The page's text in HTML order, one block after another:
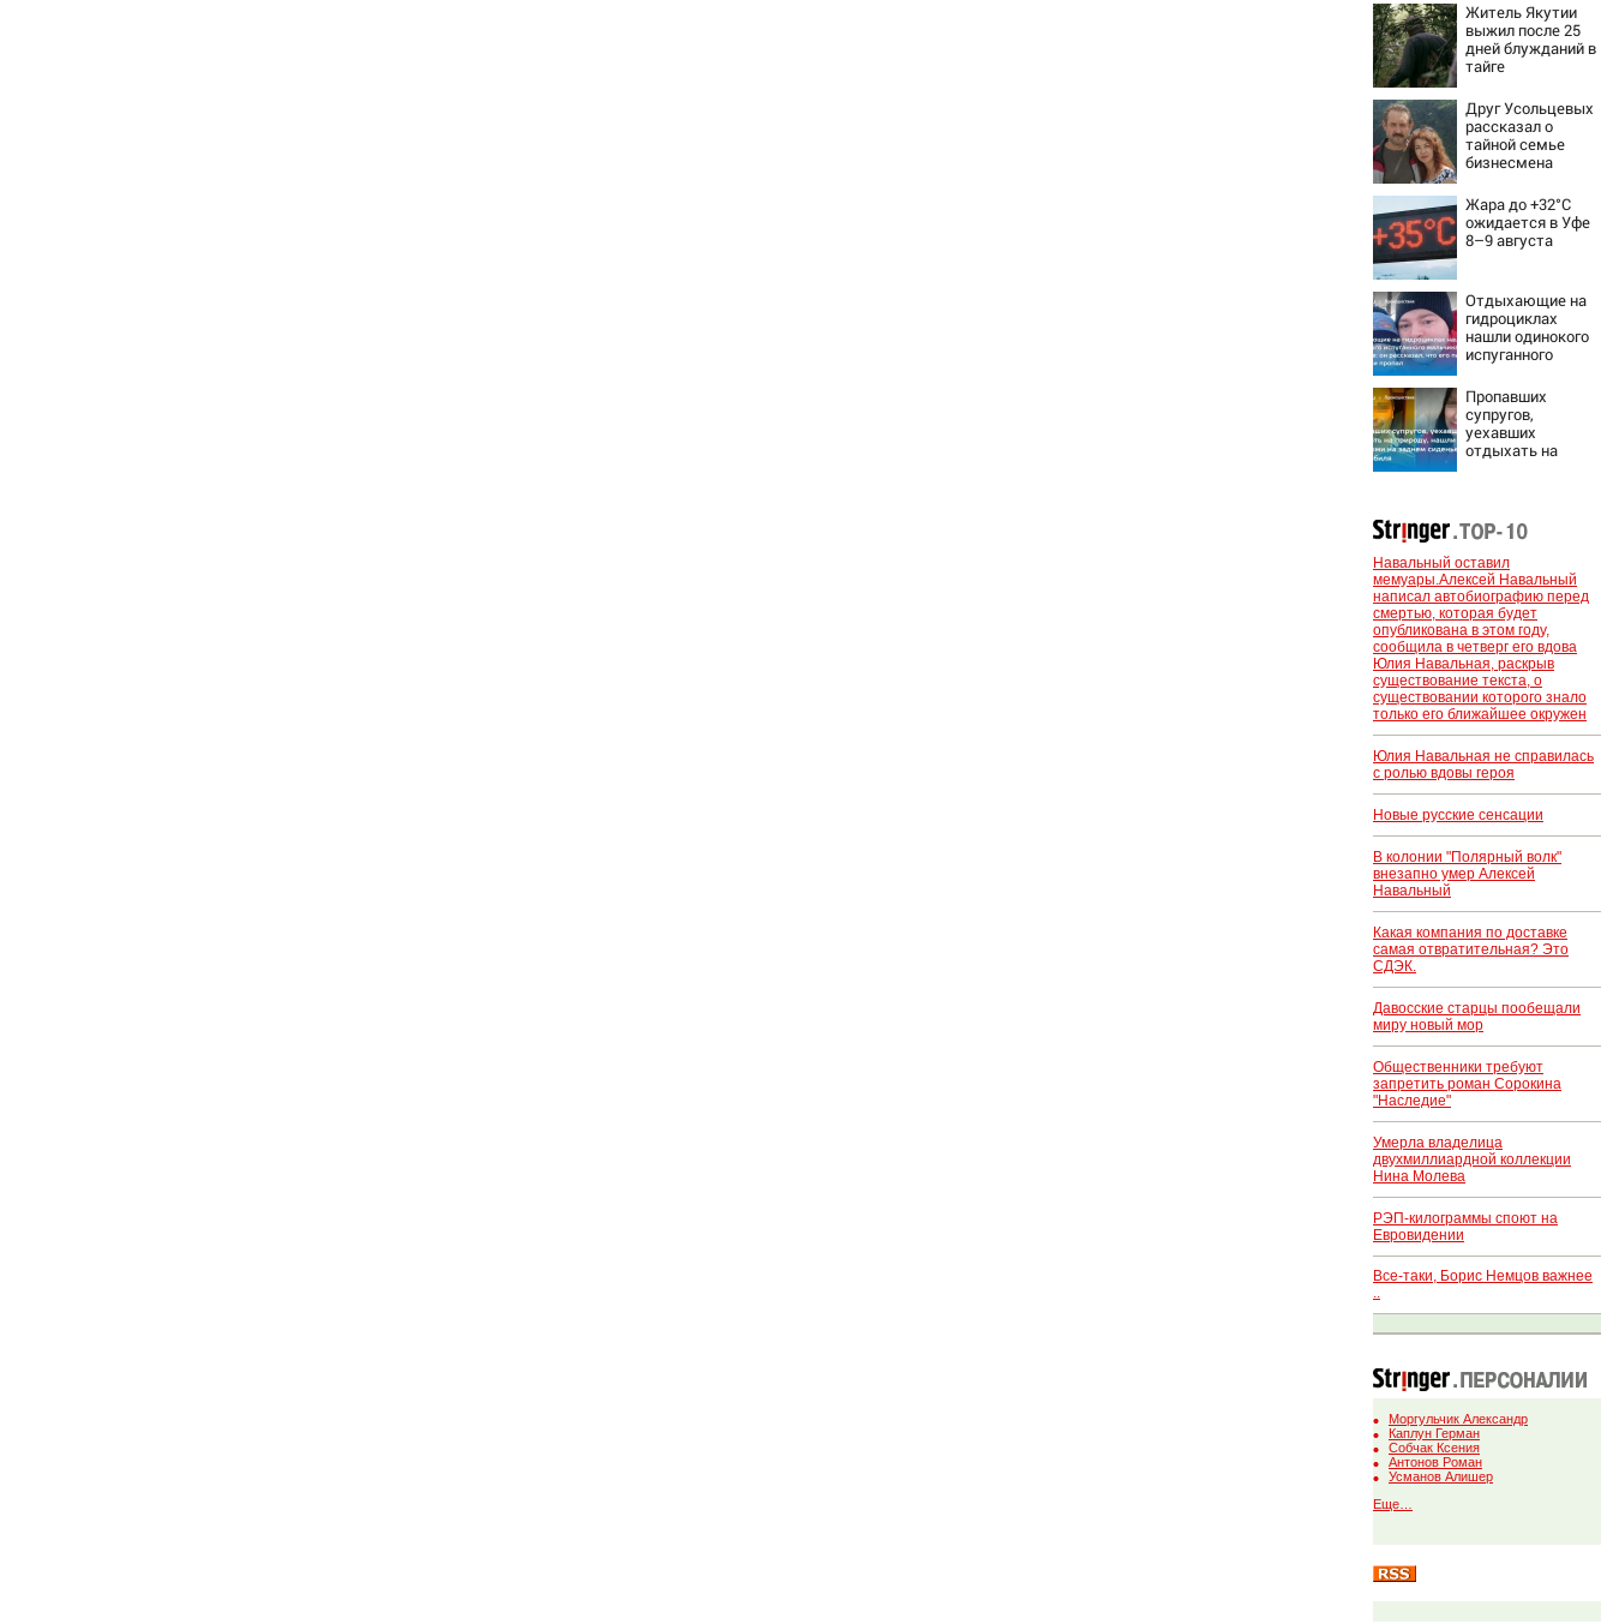
Житель Якутии
выжил после 25
дней блужданий в
тайге
Друг Усольцевых
рассказал о
тайной семье
бизнесмена
Жара до +32°C
ожидается в Уфе
8–9 августа
Отдыхающие на
гидроциклах
нашли одинокого
испуганного
лодке: он
рассказал, что
его папа нырнул и
пропал
Пропавших
супругов,
уехавших
отдыхать на
автомобиля
Навальный оставил
мемуары.Алексей Навальный
написал автобиографию перед
смертью, которая будет
опубликована в этом году,
сообщила в четверг его вдова
Юлия Навальная, раскрыв
существование текста, о
существовании которого знало
только его ближайшее окружен
Юлия Навальная не справилась
с ролью вдовы героя
Новые русские сенсации
В колонии "Полярный волк"
внезапно умер Алексей
Навальный
Какая компания по доставке
самая отвратительная? Это
СДЭК.
Давосские старцы пообещали
миру новый мор
Общественники требуют
запретить роман Сорокина
"Наследие"
Умерла владелица
двухмиллиардной коллекции
Нина Молева
РЭП-килограммы споют на
Евровидении
Все-таки, Борис Немцов важнее
..
Моргульчик Александр
Каплун Герман
Собчак Ксения
Антонов Роман
Усманов Алишер
Еще…